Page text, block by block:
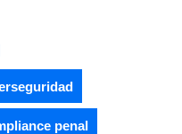
penal